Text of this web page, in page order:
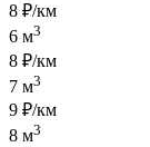
8 ₽/км
6 м3
8 ₽/км
7 м3
9 ₽/км
8 м3